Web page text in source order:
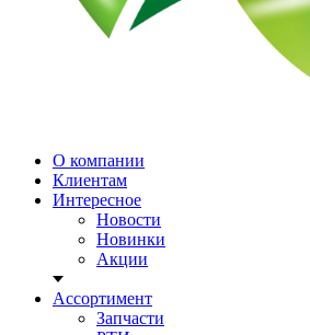
О компании
Клиентам
Интересное
Новости
Новинки
Акции
Ассортимент
Запчасти